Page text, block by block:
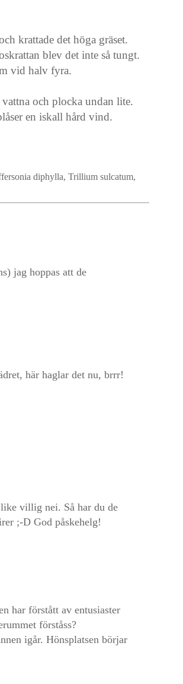
krattade det höga gräset.
blev det inte så tungt.
vid halv fyra.
och plocka undan lite.
en iskall hård vind.
diphylla, Trillium sulcatum,
jag hoppas att de
här haglar det nu, brrr!
villig nei. Så har du de
;-D God påskehelg!
har förstått av entusiaster
förståss?
igår. Hönsplatsen börjar